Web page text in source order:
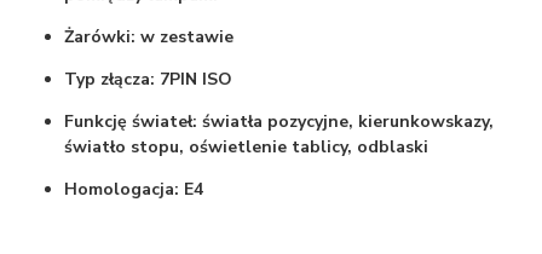
Żarówki: w zestawie
Typ złącza: 7PIN ISO
Funkcję świateł: światła pozycyjne, kierunkowskazy,
światło stopu, oświetlenie tablicy, odblaski
Homologacja: E4